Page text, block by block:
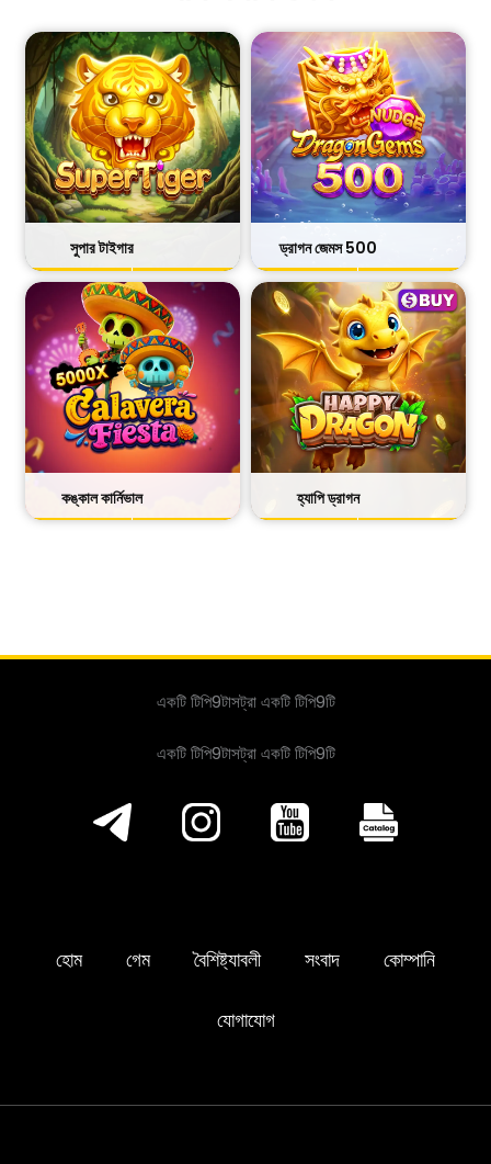
সুপার টাইগার
তথ্য খেলুন
ড্রাগন জেমস 500
তথ্য খেলুন
কঙ্কাল কার্নিভাল হ্যাপি ড্রাগন
একটি টিপি9টাসট্রা একটি টিপি9টি
একটি টিপি9টাসট্রা একটি টিপি9টি
হোম গেম বৈশিষ্ট্যাবলী সংবাদ কোম্পানি
যোগাযোগ